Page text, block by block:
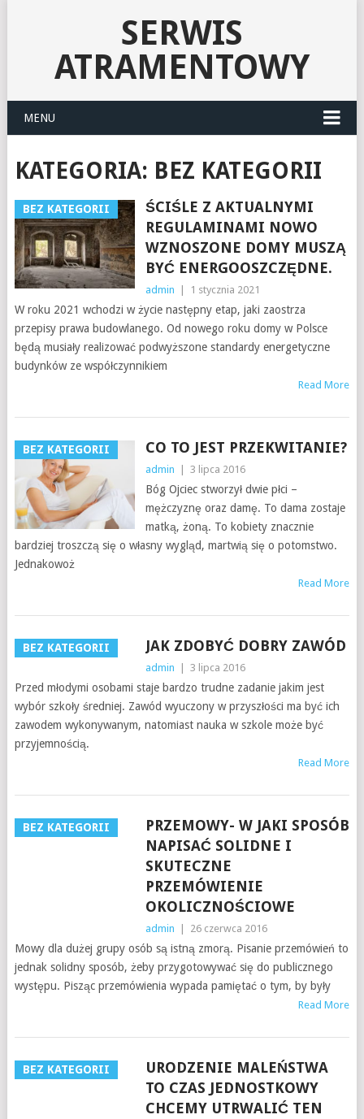
SERWIS
ATRAMENTOWY
MENU
KATEGORIA: BEZ KATEGORII
BEZ KATEGORII
ŚCIŚLE Z AKTUALNYMI
REGULAMINAMI NOWO
WZNOSZONE DOMY MUSZĄ
BYĆ ENERGOOSZCZĘDNE.
admin 1 stycznia 2021
W roku 2021 wchodzi w życie następny etap, jaki zaostrza
przepisy prawa budowlanego. Od nowego roku domy w Polsce
będą musiały realizować podwyższone standardy energetyczne
budynków ze współczynnikiem
Read More
BEZ KATEGORII CO TO JEST PRZEKWITANIE?
admin 3 lipca 2016
Bóg Ojciec stworzył dwie płci –
mężczyznę oraz damę. To dama zostaje
matką, żoną. To kobiety znacznie
bardziej troszczą się o własny wygląd, martwią się o potomstwo.
Jednakowoż
Read More
BEZ KATEGORII JAK ZDOBYĆ DOBRY ZAWÓD
admin 3 lipca 2016
Przed młodymi osobami staje bardzo trudne zadanie jakim jest
wybór szkoły średniej. Zawód wyuczony w przyszłości ma być ich
zawodem wykonywanym, natomiast nauka w szkole może być
przyjemnością.
Read More
BEZ KATEGORII
PRZEMOWY- W JAKI SPOSÓB
NAPISAĆ SOLIDNE I
SKUTECZNE
PRZEMÓWIENIE
OKOLICZNOŚCIOWE
admin 26 czerwca 2016
Mowy dla dużej grupy osób są istną zmorą. Pisanie przemówień to
jednak solidny sposób, żeby przygotowywać się do publicznego
występu. Pisząc przemówienia wypada pamiętać o tym, by były
Read More
BEZ KATEGORII
URODZENIE MALEŃSTWA
TO CZAS JEDNOSTKOWY
CHCEMY UTRWALIĆ TEN